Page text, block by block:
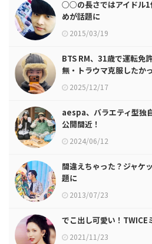
○○の長さではアイドル1
めが話題に
2015/03/19
BTS RM、31歳で運転免
無・トラウマ克服したか
2025/12/17
aespa、バラエティ型独
公開間近！
2024/06/12
間違えちゃった？ジャケ
題に
2013/07/23
でこ出し可愛い！
2021/11/23